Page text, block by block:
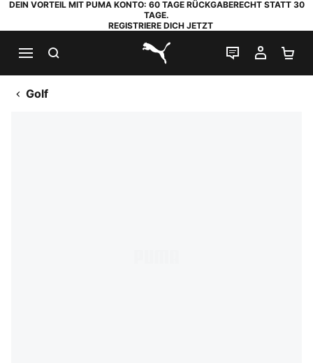
DEIN VORTEIL MIT PUMA KONTO: 60 TAGE RÜCKGABERECHT STATT 30
TAGE.
REGISTRIERE DICH JETZT
PUMA.com
LIVE-CHAT
MEIN
Golf